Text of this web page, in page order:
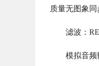
质量无图象同
滤波：
模拟音频